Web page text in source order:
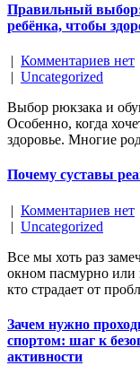
Правильный
ребёнка, чтобы
| Комментариев нет
| Uncategorized
Выбор рюкзака и
Особенно, когда
здоровье. Многие
Почему суставы
| Комментариев нет
| Uncategorized
Все мы хоть раз
окном пасмурно или
кто страдает от
Зачем нужно
спортом: шаг к
активности